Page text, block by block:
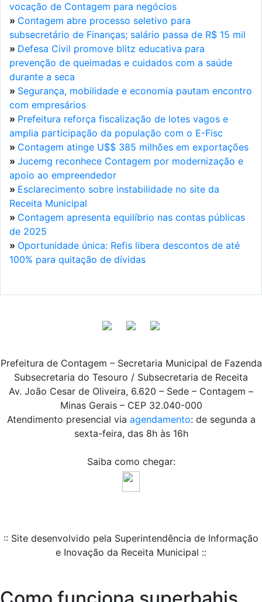
vocação de Contagem para negócios
» Contagem abre processo seletivo para
subsecretário de Finanças; salário passa de R$ 15 mil
» Defesa Civil promove blitz educativa para
prevenção de queimadas e cuidados com a saúde
durante a seca
» Segurança, mobilidade e economia pautam encontro
com empresários
» Prefeitura reforça fiscalização de lotes vagos e
amplia participação da população com o E-Fisc
» Contagem atinge U$$ 385 milhões em exportações
» Jucemg reconhece Contagem por modernização e
apoio ao empreendedor
» Esclarecimento sobre instabilidade no site da
Receita Municipal
» Contagem apresenta equilíbrio nas contas públicas
de 2025
» Oportunidade única: Refis libera descontos de até
100% para quitação de dívidas
Prefeitura de Contagem – Secretaria Municipal de Fazenda
Subsecretaria do Tesouro / Subsecretaria de Receita
Av. João Cesar de Oliveira, 6.620 – Sede – Contagem –
Minas Gerais – CEP 32.040-000
Atendimento presencial via agendamento: de segunda a
sexta-feira, das 8h às 16h
Saiba como chegar:
:: Site desenvolvido pela Superintendência de Informação
e Inovação da Receita Municipal ::